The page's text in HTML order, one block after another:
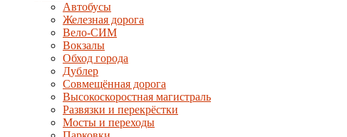
Автобусы
Железная дорога
Вело-СИМ
Вокзалы
Обход города
Дублер
Совмещённая дорога
Высокоскоростная магистраль
Развязки и перекрёстки
Мосты и переходы